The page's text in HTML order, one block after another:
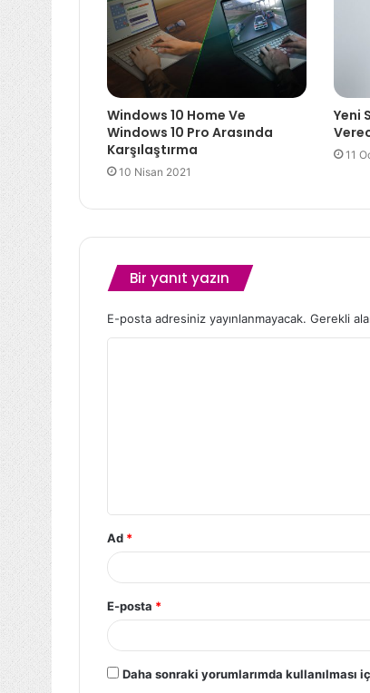
Windows 10 Home Ve
Windows 10 Pro Arasında
Karşılaştırma
10 Nisan 2021
Yeni
11
Bir yanıt yazın
E-posta adresiniz yayınlanmayacak. Gerekli
Ad *
E-posta *
Daha sonraki yorumlarımda kullanılması